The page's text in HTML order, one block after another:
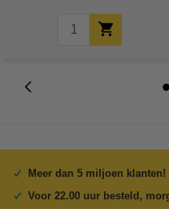
Meer dan 5 miljoen klanten!
Voor 22.00 uur besteld,